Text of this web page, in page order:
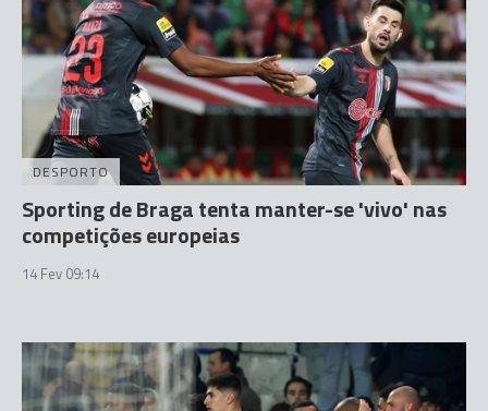
DESPORTO
Sporting de Braga tenta manter-se 'vivo' nas
competições europeias
14 Fev 09:14